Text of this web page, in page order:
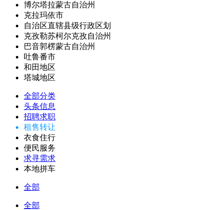
博尔塔拉蒙古自治州
克拉玛依市
自治区直辖县级行政区划
克孜勒苏柯尔克孜自治州
巴音郭楞蒙古自治州
吐鲁番市
和田地区
塔城地区
全部分类
头条信息
招聘求职
租售转让
衣食住行
便民服务
求寻需求
本地拼车
全部
全部